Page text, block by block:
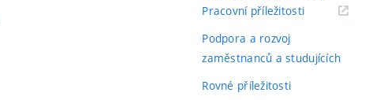
Pracovní příležitosti(externí
Podpora a rozvoj
zaměstnanců a studujících
Rovné příležitosti